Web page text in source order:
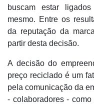
buscam estar
mesmo. Entre os
da reputação da
partir desta decisão.
A decisão do
preço reciclado é um
pela comunicação da
- colaboradores -